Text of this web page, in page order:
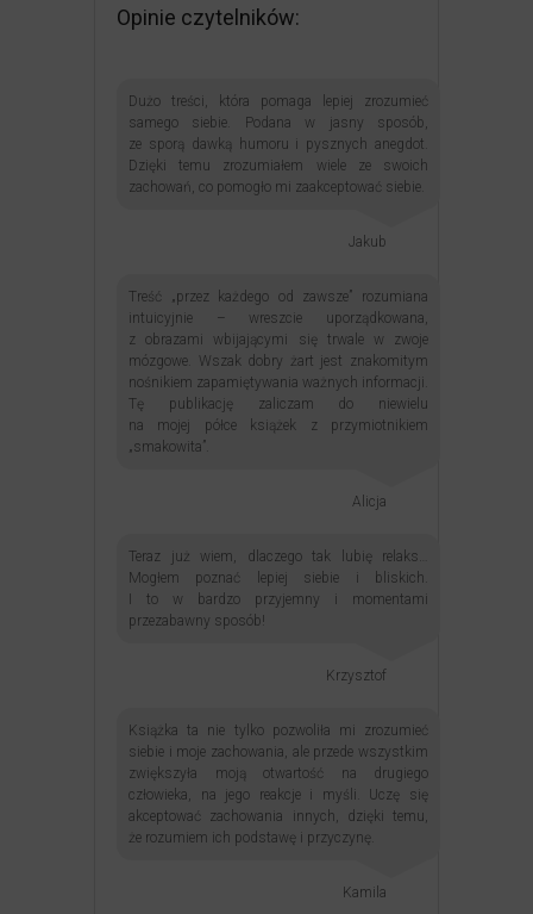
Opinie czytelników:
Dużo treści, która pomaga lepiej zrozumieć
samego siebie. Podana w jasny sposób,
ze sporą dawką humoru i pysznych anegdot.
Dzięki temu zrozumiałem wiele ze swoich
zachowań, co pomogło mi zaakceptować siebie.
Jakub
Treść „przez każdego od zawsze” rozumiana
intuicyjnie – wreszcie uporządkowana,
z obrazami wbijającymi się trwale w zwoje
mózgowe. Wszak dobry żart jest znakomitym
nośnikiem zapamiętywania ważnych informacji.
Tę publikację zaliczam do niewielu
na mojej półce książek z przymiotnikiem
„smakowita”.
Alicja
Teraz już wiem, dlaczego tak lubię relaks…
Mogłem poznać lepiej siebie i bliskich.
I to w bardzo przyjemny i momentami
przezabawny sposób!
Krzysztof
Książka ta nie tylko pozwoliła mi zrozumieć
siebie i moje zachowania, ale przede wszystkim
zwiększyła moją otwartość na drugiego
człowieka, na jego reakcje i myśli. Uczę się
akceptować zachowania innych, dzięki temu,
że rozumiem ich podstawę i przyczynę.
Kamila